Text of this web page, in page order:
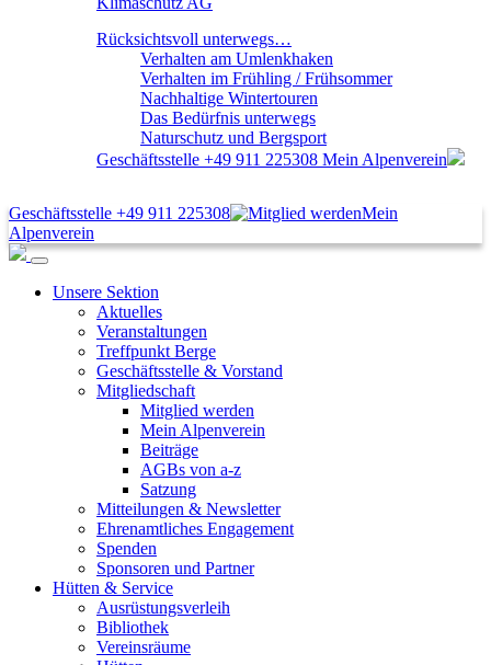
Rücksichtsvoll unterwegs…
Verhalten am Umlenkhaken
Verhalten im Frühling / Frühsommer
Nachhaltige Wintertouren
Das Bedürfnis unterwegs
Naturschutz und Bergsport
Geschäftsstelle +49 911 225308 Mein Alpenverein
Geschäftsstelle +49 911 225308
Mein
Alpenverein
Unsere Sektion
Aktuelles
Veranstaltungen
Treffpunkt Berge
Geschäftsstelle & Vorstand
Mitgliedschaft
Mitglied werden
Mein Alpenverein
Beiträge
AGBs von a-z
Satzung
Mitteilungen & Newsletter
Ehrenamtliches Engagement
Spenden
Sponsoren und Partner
Hütten & Service
Ausrüstungsverleih
Bibliothek
Vereinsräume